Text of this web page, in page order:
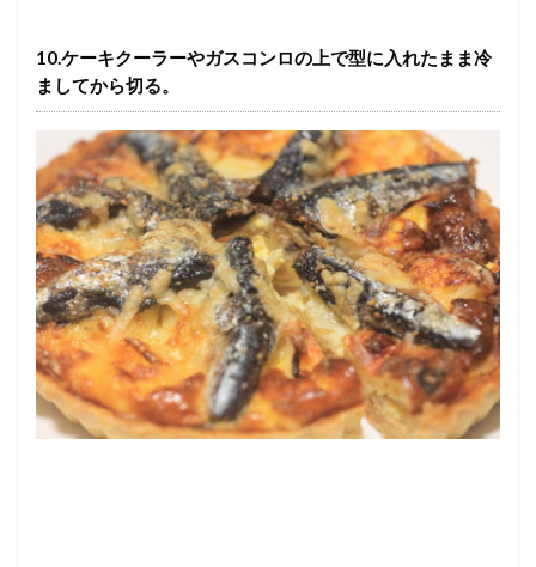
10.ケーキクーラーやガスコンロの上で型に入れたまま冷
ましてから切る。